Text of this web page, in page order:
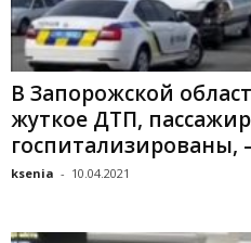
В Запорожской
жуткое ДТП,
госпитализированы,
ksenia - 10.04.2021